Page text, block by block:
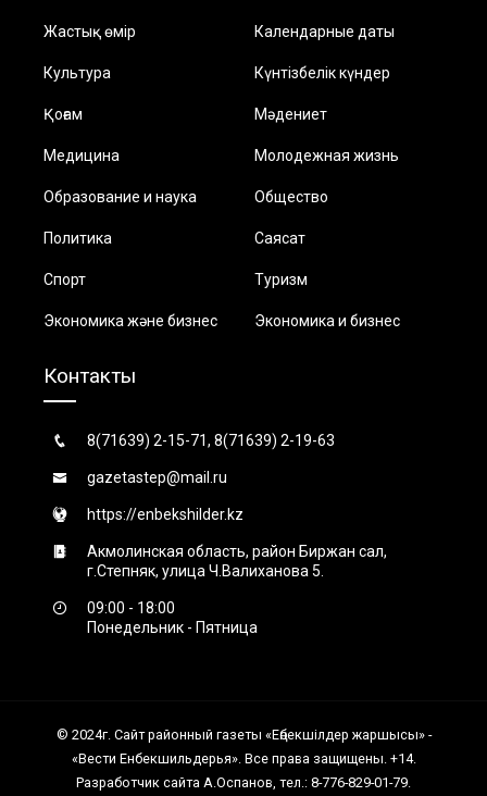
Жастық өмір Календарные даты
Культура Күнтізбелік күндер
Қоғам Мәдениет
Медицина Молодежная жизнь
Образование и наука Общество
Политика Саясат
Спорт Туризм
Экономика және бизнес Экономика и бизнес
Контакты
8(71639) 2-15-71, 8(71639) 2-19-63
gazetastep@mail.ru
https://enbekshilder.kz
Акмолинская область, район Биржан сал,
г.Степняк, улица Ч.Валиханова 5.
09:00 - 18:00
Понедельник - Пятница
© 2024г. Сайт районный газеты «Еңбекшiлдер жаршысы» -
«Вести Енбекшильдерья». Все права защищены. +14.
Разработчик сайта А.Оспанов, тел.: 8-776-829-01-79.